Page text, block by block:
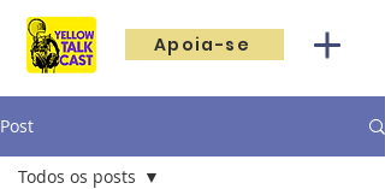
Apoia-se
Post
Todos os posts